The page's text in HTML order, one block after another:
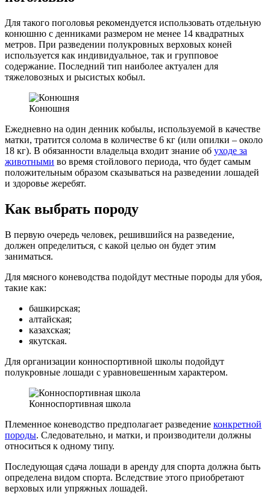
Для такого поголовья рекомендуется использовать отдельную
конюшню с денниками размером не менее 14 квадратных
метров. При разведении полукровных верховых коней
используется как индивидуальное, так и групповое
содержание. Последний тип наиболее актуален для
тяжеловозных и рысистых кобыл.
Конюшня
Ежедневно на один денник кобылы, используемой в качестве
матки, тратится солома в количестве 6 кг (или опилки – около
18 кг). В обязанности владельца входит знание об уходе за
животными во время стойлового периода, что будет самым
положительным образом сказываться на разведении лошадей
и здоровье жеребят.
Как выбрать породу
В первую очередь человек, решившийся на разведение,
должен определиться, с какой целью он будет этим
заниматься.
Для мясного коневодства подойдут местные породы для убоя,
такие как:
башкирская;
алтайская;
казахская;
якутская.
Для организации конноспортивной школы подойдут
полукровные лошади с уравновешенным характером.
Конноспортивная школа
Племенное коневодство предполагает разведение конкретной
породы. Следовательно, и матки, и производители должны
относиться к одному типу.
Последующая сдача лошади в аренду для спорта должна быть
определена видом спорта. Вследствие этого приобретают
верховых или упряжных лошадей.